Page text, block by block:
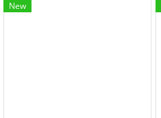
New